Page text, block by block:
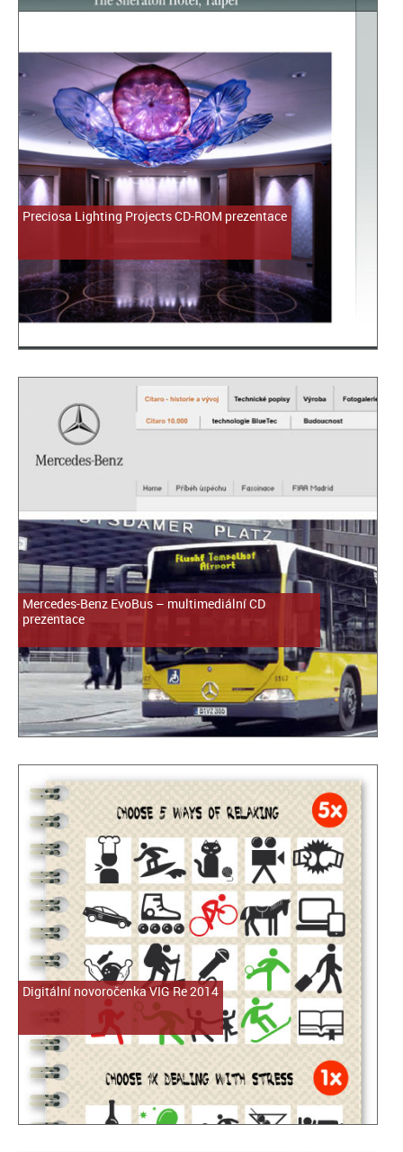
Preciosa Lighting Projects CD-ROM prezentace
Mercedes-Benz EvoBus – multimediální CD
prezentace
Digitální novoročenka VIG Re 2014